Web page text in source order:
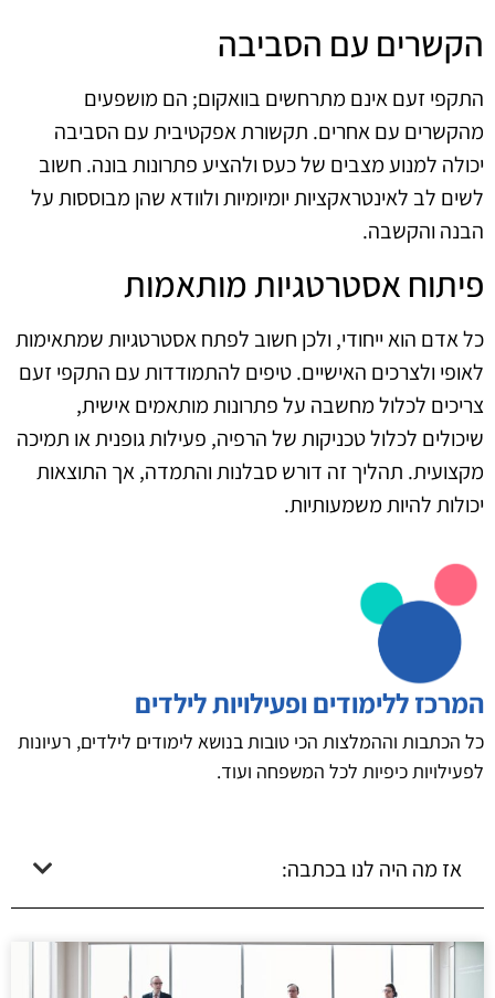
הקשרים עם הסביבה
התקפי זעם אינם מתרחשים בוואקום; הם מושפעים
מהקשרים עם אחרים. תקשורת אפקטיבית עם הסביבה
יכולה למנוע מצבים של כעס ולהציע פתרונות בונה. חשוב
לשים לב לאינטראקציות יומיומיות ולוודא שהן מבוססות על
הבנה והקשבה.
פיתוח אסטרטגיות מותאמות
כל אדם הוא ייחודי, ולכן חשוב לפתח אסטרטגיות שמתאימות
לאופי ולצרכים האישיים. טיפים להתמודדות עם התקפי זעם
צריכים לכלול מחשבה על פתרונות מותאמים אישית,
שיכולים לכלול טכניקות של הרפיה, פעילות גופנית או תמיכה
מקצועית. תהליך זה דורש סבלנות והתמדה, אך התוצאות
יכולות להיות משמעותיות.
המרכז ללימודים ופעילויות לילדים
כל הכתבות וההמלצות הכי טובות בנושא לימודים לילדים, רעיונות
לפעילויות כיפיות לכל המשפחה ועוד.
אז מה היה לנו בכתבה: